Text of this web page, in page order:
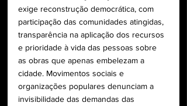
exige reconstrução democrática, com
participação das comunidades atingidas,
transparência na aplicação dos recursos
e prioridade à vida das pessoas sobre
as obras que apenas embelezam a
cidade. Movimentos sociais e
organizações populares denunciam a
invisibilidade das demandas das